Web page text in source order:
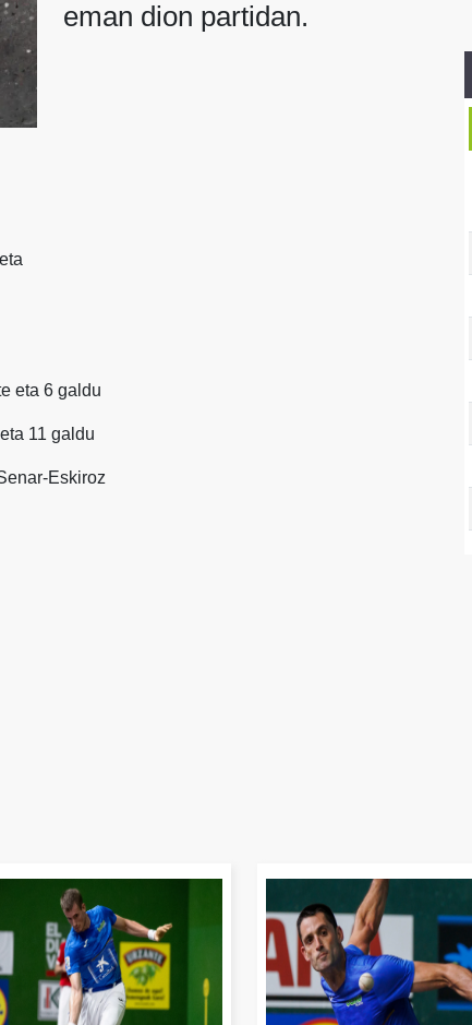
eman dion partidan.
eta 6 galdu
11 galdu
Eskiroz